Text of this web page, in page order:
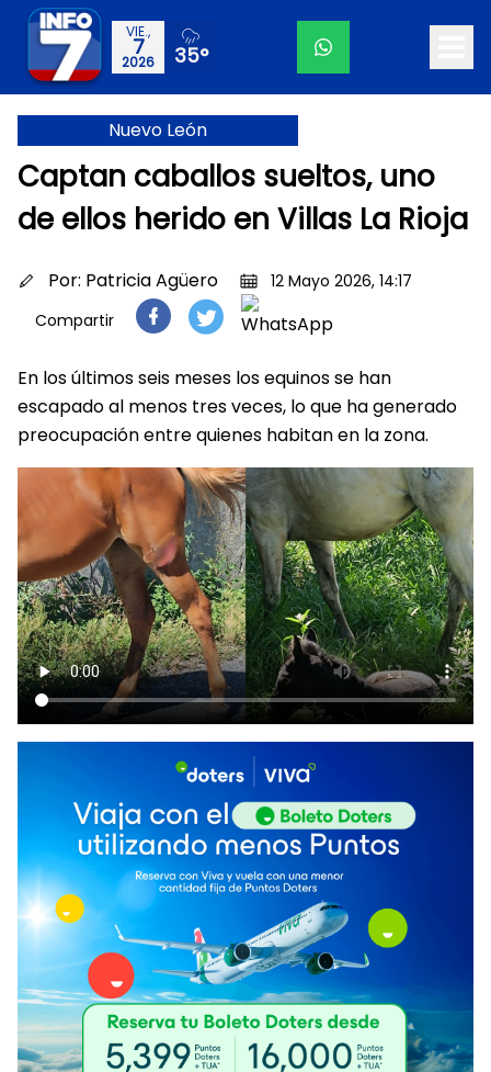
VIE.,
7
2026 35°
Nuevo León
Captan caballos sueltos, uno
de ellos herido en Villas La Rioja
Por: Patricia Agüero
12 Mayo 2026, 14:17
Compartir
En los últimos seis meses los equinos se han
escapado al menos tres veces, lo que ha generado
preocupación entre quienes habitan en la zona.